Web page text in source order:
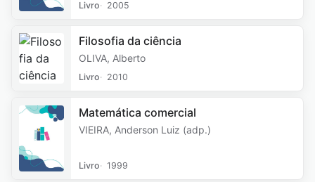
Livro 2005
Filosofia da ciência
OLIVA, Alberto
Livro 2010
Matemática comercial
VIEIRA, Anderson Luiz (adp.)
Livro 1999